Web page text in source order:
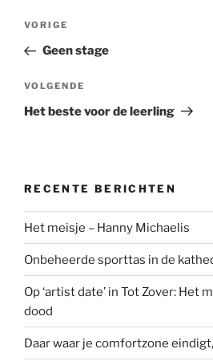
Bericht
Vorig
bericht
VORIGE
Geen stage
Volgend
bericht
VOLGENDE
Het beste voor de leerling
RECENTE BERICHTEN
Het meisje – Hanny Michaelis
Onbeheerde sporttas in de
Op ‘artist date’ in Tot Zover: Het
dood
Daar waar je comfortzone